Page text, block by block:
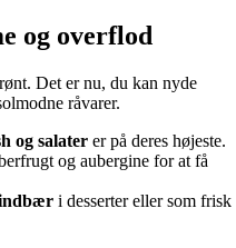
og overflod
Det er nu, du kan nyde
råvarer.
og salater er på deres højeste.
og aubergine for at få
i desserter eller som frisk